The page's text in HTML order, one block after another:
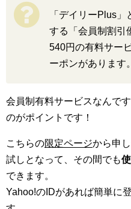
「デイリーPlus
する「会員制割引
540円の有料サー
ーポンがあります。
会員制有料サービスなんで
のがポイントです！
こちらの限定ページから申
試しとなって、その間でも
できます。
Yahoo!のIDがあれば簡単に